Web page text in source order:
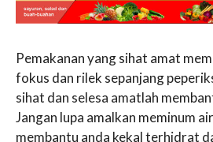
Pemakanan yang sihat amat
fokus dan rilek sepanjang
sihat dan selesa amatlah
Jangan lupa amalkan meminum
membantu anda kekal terhidrat